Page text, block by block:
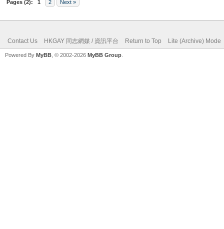
Pages (2): 1 2 Next »
Contact Us HKGAY 同志網媒 / 資訊平台 Return to Top Lite (Archive) Mode
Powered By MyBB , © 2002-2026 MyBB Group